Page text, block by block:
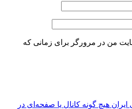
من در مرورگر برای زمانی که
هیچ گونه کانال یا صفحه‌ای در